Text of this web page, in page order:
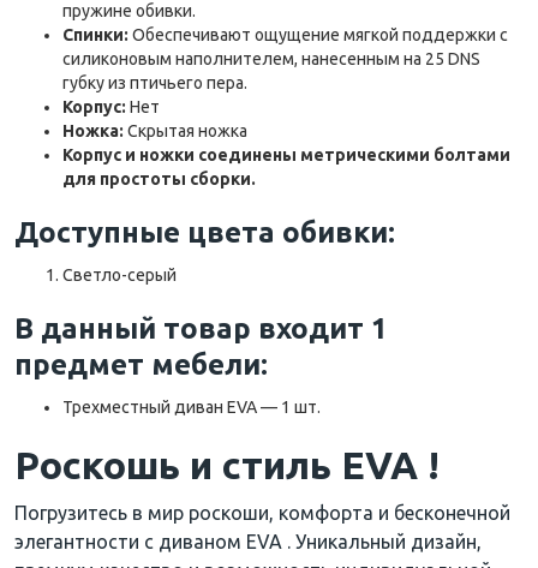
пружине обивки.
Спинки: Обеспечивают ощущение мягкой поддержки с
силиконовым наполнителем, нанесенным на 25 DNS
губку из птичьего пера.
Корпус: Нет
Ножка: Скрытая ножка
Корпус и ножки соединены метрическими болтами
для простоты сборки.
Доступные цвета обивки:
Светло-серый
В данный товар входит 1
предмет мебели:
Трехместный диван EVA — 1 шт.
Роскошь и стиль EVA !
Погрузитесь в мир роскоши, комфорта и бесконечной
элегантности с диваном EVA . Уникальный дизайн,